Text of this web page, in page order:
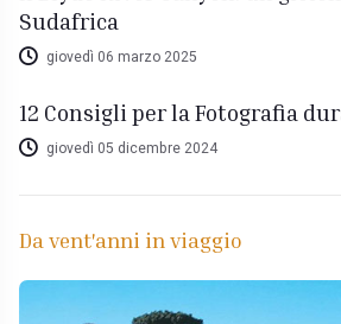
Sudafrica
giovedì 06 marzo 2025
12 Consigli per la Fotografia
giovedì 05 dicembre 2024
Da vent'anni in viaggio